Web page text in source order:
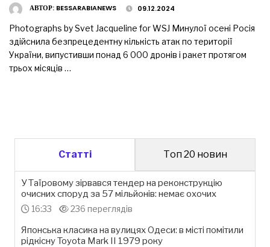
АВТОР: BESSARABIANEWS 09.12.2024
Photographs by Svet Jacqueline for WSJ Минулої осені Росія
здійснила безпрецедентну кількість атак по території
України, випустивши понад 6 000 дронів і ракет протягом
трьох місяців …
Статті Топ 20 новин
У Таїровому зірвався тендер на реконструкцію
очисних споруд за 57 мільйонів: немає охочих
16:33 236 переглядів
Японська класика на вулицях Одеси: в місті помітили
рідкісну Toyota Mark II 1979 року